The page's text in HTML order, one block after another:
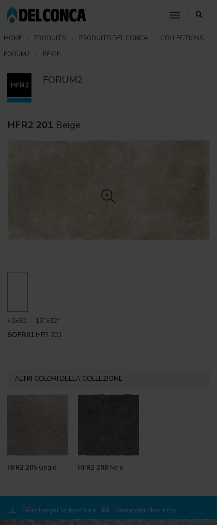
toggle
HOME PRODUITS PRODUITS DEL CONCA
COLLECTIONS
FORUM2
BEIGE
HFR2 FORUM2
HFR2 201 Beige
40x80 . 16"x32"
SOFR01 HFR 201
ALTRI COLORI DELLA COLLEZIONE
HFR2 205 Grigio HFR2 208Nero
Télécharger le brochure Demander des infos